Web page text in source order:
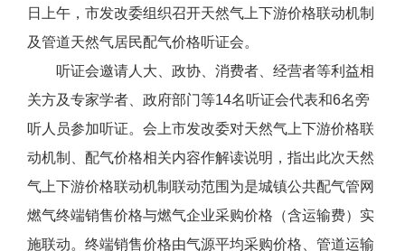
日上午，市发改委组织召开天然气上下游价格联动机制
及管道天然气居民配气价格听证会。
听证会邀请人大、政协、消费者、经营者等利益相
关方及专家学者、政府部门等14名听证会代表和6名旁
听人员参加听证。会上市发改委对天然气上下游价格联
动机制、配气价格相关内容作解读说明，指出此次天然
气上下游价格联动机制联动范围为是城镇公共配气管网
燃气终端销售价格与燃气企业采购价格（含运输费）实
施联动。终端销售价格由气源平均采购价格、管道运输